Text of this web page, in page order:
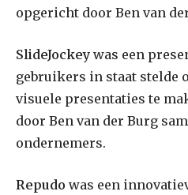
opgericht door Ben van
SlideJockey was een
gebruikers in staat stelde
visuele presentaties te
door Ben van der Burg
ondernemers.
Repudo was een